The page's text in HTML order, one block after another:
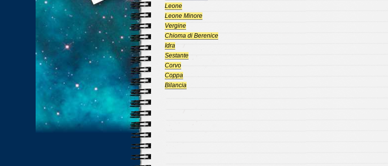
Leone
Leone Minore
Vergine
Chioma di Berenice
Idra
Sestante
Corvo
Coppa
Bilancia